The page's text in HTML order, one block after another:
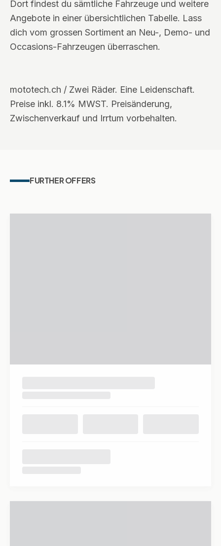
Dort findest du sämtliche Fahrzeuge und weitere
Angebote in einer übersichtlichen Tabelle. Lass
dich vom grossen Sortiment an Neu-, Demo- und
Occasions-Fahrzeugen überraschen.
mototech.ch / Zwei Räder. Eine Leidenschaft.
Preise inkl. 8.1% MWST. Preisänderung,
Zwischenverkauf und Irrtum vorbehalten.
FURTHER OFFERS